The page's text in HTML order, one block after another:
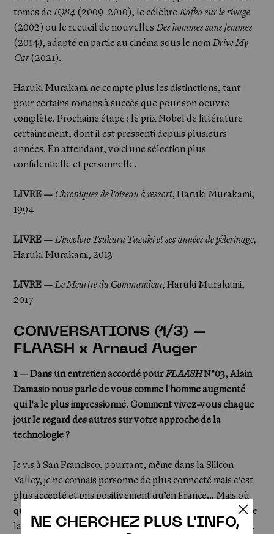
NE CHERCHEZ PLUS L'INFO,
Actualités
tomes deIQ84 (2009-2010), le célèbreKafka sur le rivage
(2002) ou le recueil de nouvellesDes hommes sans femmes
(2014), adapté en partie au cinéma sous le nomDrive My
Car(2021).
Haruki Murakami ne compte plus les distinctions, tant
pour certains romans à succès que pour son oeuvre
complète. Prochaine étape : le prix Nobel de littérature
certainement, dont il est pressenti depuis plusieurs
années. En attendant, voici une sélection plus
confidentielle et personnelle.
LIVRE — Chroniques de l’oiseau à ressort,Haruki Murakami,
1994
LIVRE —L'incolore Tsukuru Tazaki et ses années de pèlerinage,
Haruki Murakami, 2013
LIVRE —Le Meurtre du Commandeur,Haruki Murakami,
2017
CONVERSATIONS (1/3) –
FLAASH x Arnaud Auger
1 — Dans un entretien accordé pourFLAASHN°03, Alain
Damasio nous parle de vous comme l'homme augmenté
qui l'a le plus impressionné. Comment vivez-vous chaque
jour le regard des autres sur votre approche de la
technologie ?
Je vis à San Francisco, pourtant, même dans la Silicon
Valley, je ne connais personne de plus connecté mais c’est
plus accepté et pris positivement qu’en France... Mais où
que je sois, je vis sereinement mon approche passionnée de
la technologie au service de ma santé et de mon bien-être.